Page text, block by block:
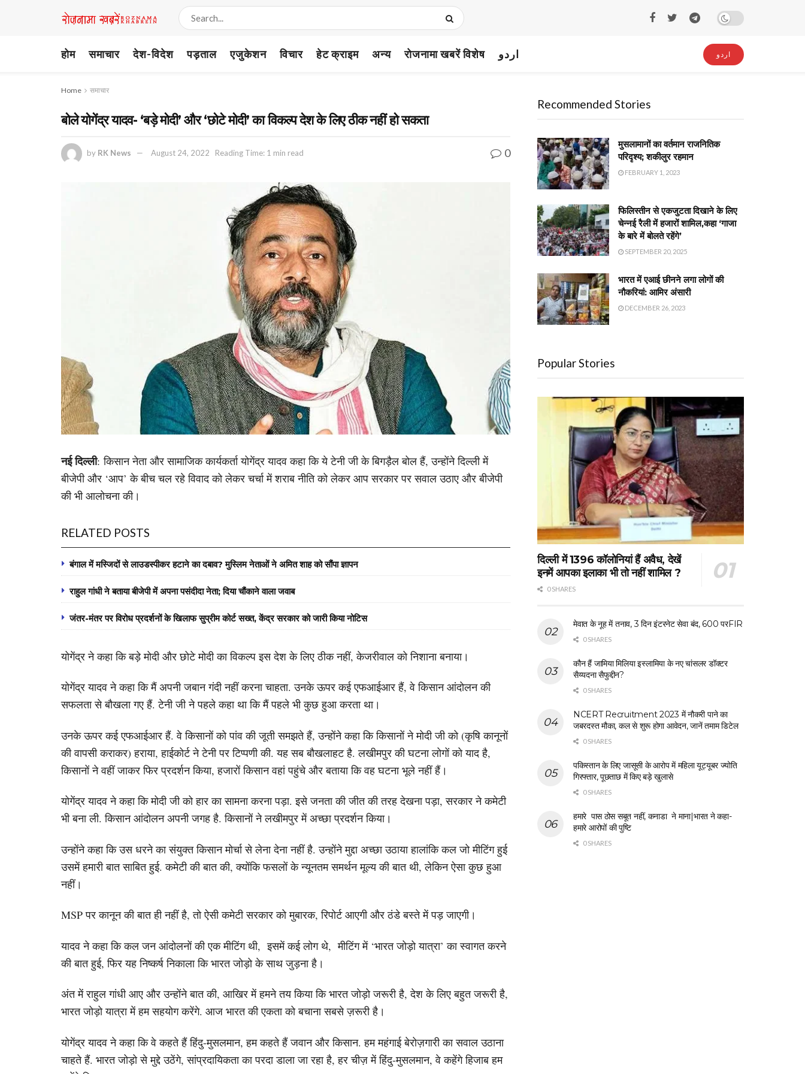
होम समाचार देश-विदेश पड़ताल एजुकेशन विचार हेट क्राइम अन्य रोजनामा खबरें विशेष اردو اردو
Home समाचार
बोले योगेंद्र यादव- ‘बड़े मोदी’ और ‘छोटे मोदी’ का विकल्प देश के लिए ठीक नहीं हो सकता
by RK News August 24, 2022 Reading Time: 1 min read 0
नई दिल्ली: किसान नेता और सामाजिक कार्यकर्ता योगेंद्र यादव कहा कि ये टेनी जी के बिगड़ैल बोल हैं, उन्होंने दिल्ली में
बीजेपी और ‘आप’ के बीच चल रहे विवाद को लेकर चर्चा में शराब नीति को लेकर आप सरकार पर सवाल उठाए और बीजेपी
की भी आलोचना की।
RELATED POSTS
बंगाल में मस्जिदों से लाउडस्पीकर हटाने का दबाव? मुस्लिम नेताओं ने अमित शाह को सौंपा ज्ञापन
राहुल गांधी ने बताया बीजेपी में अपना पसंदीदा नेता; दिया चौंकाने वाला जवाब
जंतर-मंतर पर विरोध प्रदर्शनों के खिलाफ सुप्रीम कोर्ट सख्त, केंद्र सरकार को जारी किया नोटिस
योगेंद्र ने कहा कि बड़े मोदी और छोटे मोदी का विकल्प इस देश के लिए ठीक नहीं, केजरीवाल को निशाना बनाया।
योगेंद्र यादव ने कहा कि मैं अपनी जबान गंदी नहीं करना चाहता. उनके ऊपर कई एफआईआर हैं, वे किसान आंदोलन की
सफलता से बौखला गए हैं. टेनी जी ने पहले कहा था कि मैं पहले भी कुछ हुआ करता था।
उनके ऊपर कई एफआईआर हैं. वे किसानों को पांव की जूती समझते हैं, उन्होंने कहा कि किसानों ने मोदी जी को (कृषि कानूनों
की वापसी कराकर) हराया, हाईकोर्ट ने टेनी पर टिप्पणी की. यह सब बौखलाहट है. लखीमपुर की घटना लोगों को याद है,
किसानों ने वहीं जाकर फिर प्रदर्शन किया, हजारों किसान वहां पहुंचे और बताया कि वह घटना भूले नहीं हैं।
योगेंद्र यादव ने कहा कि मोदी जी को हार का सामना करना पड़ा. इसे जनता की जीत की तरह देखना पड़ा, सरकार ने कमेटी
भी बना ली. किसान आंदोलन अपनी जगह है. किसानों ने लखीमपुर में अच्छा प्रदर्शन किया।
उन्होंने कहा कि उस धरने का संयुक्त किसान मोर्चा से लेना देना नहीं है. उन्होंने मुद्दा अच्छा उठाया हालांकि कल जो मीटिंग हुई
उसमें हमारी बात साबित हुई. कमेटी की बात की, क्योंकि फसलों के न्यूनतम समर्थन मूल्य की बात थी, लेकिन ऐसा कुछ हुआ
नहीं।
MSP पर कानून की बात ही नहीं है, तो ऐसी कमेटी सरकार को मुबारक, रिपोर्ट आएगी और ठंडे बस्ते में पड़ जाएगी।
यादव ने कहा कि कल जन आंदोलनों की एक मीटिंग थी, इसमें कई लोग थे, मीटिंग में ‘भारत जोड़ो यात्रा’ का स्वागत करने
की बात हुई, फिर यह निष्कर्ष निकाला कि भारत जोड़ो के साथ जुड़ना है।
अंत में राहुल गांधी आए और उन्होंने बात की, आखिर में हमने तय किया कि भारत जोड़ो जरूरी है, देश के लिए बहुत जरूरी है,
भारत जोड़ो यात्रा में हम सहयोग करेंगे. आज भारत की एकता को बचाना सबसे ज़रूरी है।
योगेंद्र यादव ने कहा कि वे कहते हैं हिंदु-मुसलमान, हम कहते हैं जवान और किसान. हम महंगाई बेरोज़गारी का सवाल उठाना
चाहते हैं. भारत जोड़ो से मुद्दे उठेंगे, सांप्रदायिकता का परदा डाला जा रहा है, हर चीज़ में हिंदु-मुसलमान, वे कहेंगे हिजाब हम
Recommended Stories
मुसलामानों का वर्तमान राजनितिक
परिदृश्य; शकीलुर रहमान
FEBRUARY 1, 2023
फिलिस्तीन से एकजुटता दिखाने के लिए
चेन्नई रैली में हजारों शामिल,कहा ‘गाजा
के बारे में बोलते रहेंगे’
SEPTEMBER 20, 2025
भारत में एआई छीनने लगा लोगों की
नौकरियां: आमिर अंसारी
DECEMBER 26, 2023
Popular Stories
दिल्ली में 1396 कॉलोनियां हैं अवैध, देखें
इनमें आपका इलाका भी तो नहीं शामिल ?
0 SHARES
मेवात के नूह में तनाव, 3 दिन इंटरनेट सेवा बंद, 600 परFIR
0 SHARES
कौन हैं जामिया मिलिया इस्लामिया के नए चांसलर डॉक्टर
सैय्यदना सैफुद्दीन?
0 SHARES
NCERT Recruitment 2023 में नौकरी पाने का
जबरदस्त मौका, कल से शुरू होगा आवेदन, जानें तमाम डिटेल
0 SHARES
पकिस्तान के लिए जासूसी के आरोप में महिला यूट्यूबर ज्योति
गिरफ्तार, पूछताछ में किए बड़े खुलासे
0 SHARES
हमारे पास ठोस सबूत नहीं, कनाडा ने माना|भारत ने कहा-
हमारे आरोपों की पुष्टि
0 SHARES